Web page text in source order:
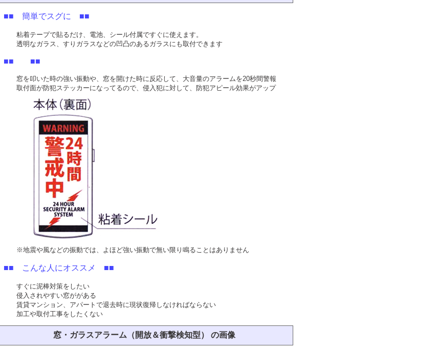
■■ 簡単でスグに ■■
粘着テープで貼るだけ、電池、シール付属ですぐに使えます。
透明なガラス、すりガラスなどの凹凸のあるガラスにも取付できます
■■ ■■
窓を叩いた時の強い振動や、窓を開けた時に反応して、大音量のアラームを20秒間警報
取付面が防犯ステッカーになってるので、侵入犯に対して、防犯アピール効果がアップ
※地震や風などの振動では、よほど強い振動で無い限り鳴ることはありません
■■ こんな人にオススメ ■■
すぐに泥棒対策をしたい
侵入されやすい窓ががある
賃貸マンション、アパートで退去時に現状復帰しなければならない
加工や取付工事をしたくない
窓・ガラスアラーム（開放＆衝撃検知型） の画像